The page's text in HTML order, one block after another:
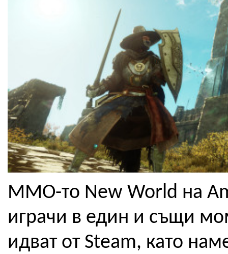
MMO-то New World на
играчи в един и същи
идват от Steam, като